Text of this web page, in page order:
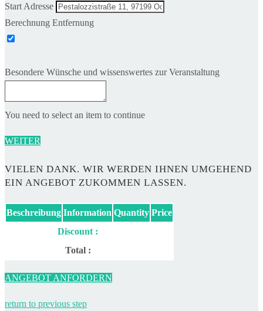
Start Adresse
Berechnung Entfernung
Besondere Wünsche und wissenswertes zur Veranstaltung
You need to select an item to continue
WEITER
VIELEN DANK. WIR WERDEN IHNEN UMGEHEND
EIN ANGEBOT ZUKOMMEN LASSEN.
Beschreibung Information Quantity Price
Discount :
Total :
ANGEBOT ANFORDERN
return to previous step